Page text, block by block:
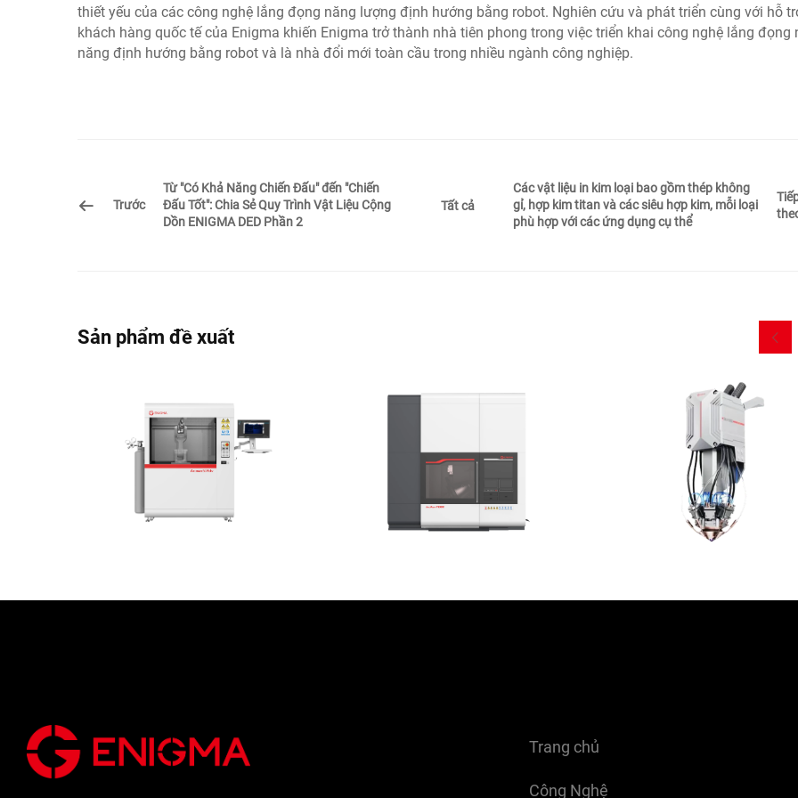
thiết yếu của các công nghệ lắng đọng năng lượng định hướng bằng robot. Nghiên cứu và phát triển cùng với hỗ
khách hàng quốc tế của Enigma khiến Enigma trở thành nhà tiên phong trong việc triển khai công nghệ lắng đọng
năng định hướng bằng robot và là nhà đổi mới toàn cầu trong nhiều ngành công nghiệp.
Trước
Từ "Có Khả Năng Chiến Đấu" đến "Chiến
Đấu Tốt": Chia Sẻ Quy Trình Vật Liệu Cộng
Dồn ENIGMA DED Phần 2
Tất cả
Các vật liệu in kim loại bao gồm thép không
gỉ, hợp kim titan và các siêu hợp kim, mỗi loại
phù hợp với các ứng dụng cụ thể
Sản phẩm đề xuất
Trang chủ
Công Nghệ